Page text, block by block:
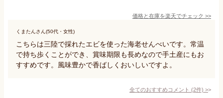
価格と在庫を楽天でチェック >>
くまたんさん(50代・女性)
こちらは三陸で採れたエビを使った海老せんべいです。常温
で持ち歩くことができ、賞味期限も長めなので手土産にもお
すすめです。風味豊かで香ばしくおいしいですよ。
全てのおすすめコメント (2件) >